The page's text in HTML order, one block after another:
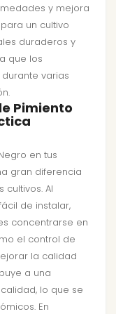
y mejora
un cultivo
duraderos y
que los
varias
Pimiento
en tus
gran diferencia
Al
de instalar,
concentrarse en
el control de
la calidad
a una
lo que se
En